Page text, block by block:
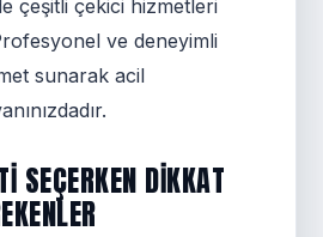
çeşitli çekici hizmetleri
ve deneyimli
sunarak acil
SEÇERKEN DIKKAT